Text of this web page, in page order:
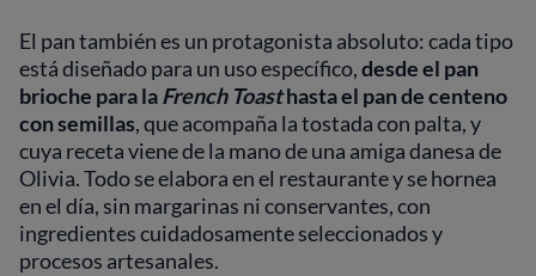
El pan también es un protagonista absoluto: cada tipo
está diseñado para un uso específico,desde el pan
brioche para laFrench Toasthasta el pan de centeno
con semillas, que acompaña la tostada con palta, y
cuya receta viene de la mano de una amiga danesa de
Olivia. Todo se elabora en el restaurante y se hornea
en el día, sin margarinas ni conservantes, con
ingredientes cuidadosamente seleccionados y
procesos artesanales.